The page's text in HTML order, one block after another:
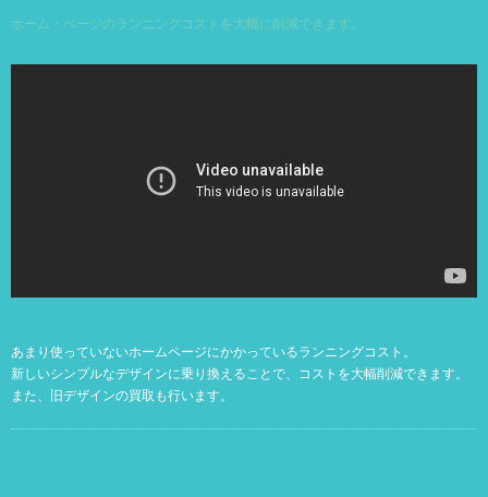
ホーム・ページのランニングコストを大幅に削減できます。
あまり使っていないホームページにかかっているランニングコスト。
新しいシンプルなデザインに乗り換えることで、コストを大幅削減できます。
また、旧デザインの買取も行います。